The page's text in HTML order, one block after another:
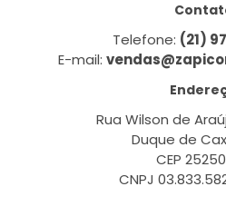
Telefone: (21)
E-mail:
Rua Wilson de
Duque de
CEP
CNPJ